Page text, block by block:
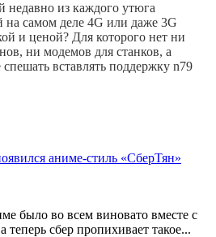
недавно из каждого утюга
на самом деле 4G или даже 3G
и ценой? Для которого нет ни
ни модемов для станков, а
вставлять поддержку n79
аниме-стиль «СберТян»
было во всем виновато вместе с
сбер пропихивает такое...